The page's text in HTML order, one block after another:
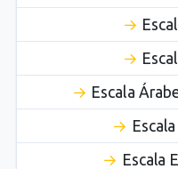
Escala
Escala